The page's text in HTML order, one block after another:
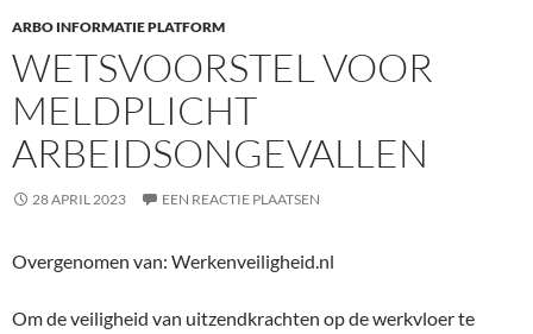
ARBO INFORMATIE PLATFORM
WETSVOORSTEL VOOR
MELDPLICHT
ARBEIDSONGEVALLEN
28 APRIL 2023 EEN REACTIE PLAATSEN
Overgenomen van: Werkenveiligheid.nl
Om de veiligheid van uitzendkrachten op de werkvloer te